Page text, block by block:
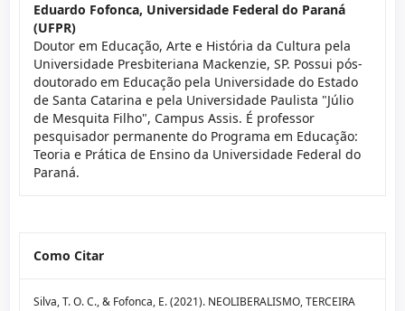
Eduardo Fofonca, Universidade Federal do Paraná
(UFPR)
Doutor em Educação, Arte e História da Cultura pela
Universidade Presbiteriana Mackenzie, SP. Possui pós-
doutorado em Educação pela Universidade do Estado
de Santa Catarina e pela Universidade Paulista "Júlio
de Mesquita Filho", Campus Assis. É professor
pesquisador permanente do Programa em Educação:
Teoria e Prática de Ensino da Universidade Federal do
Paraná.
Como Citar
Silva, T. O. C., & Fofonca, E. (2021). NEOLIBERALISMO, TERCEIRA